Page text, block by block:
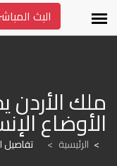
البث
الأوضاع
الرئيسية > تفاصيل